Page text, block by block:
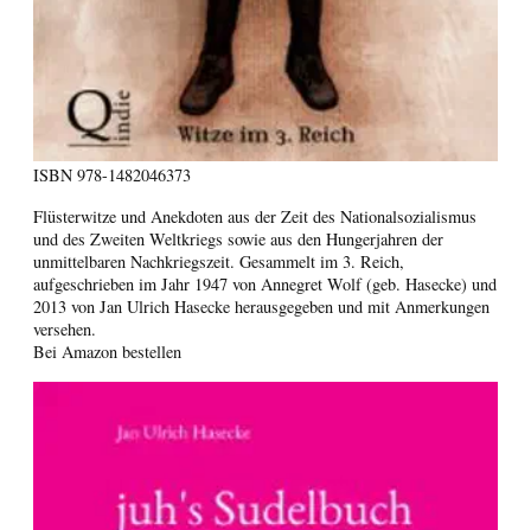
ISBN 978-1482046373
Flüsterwitze und Anekdoten aus der Zeit des Nationalsozialismus
und des Zweiten Weltkriegs sowie aus den Hungerjahren der
unmittelbaren Nachkriegszeit. Gesammelt im 3. Reich,
aufgeschrieben im Jahr 1947 von Annegret Wolf (geb. Hasecke) und
2013 von Jan Ulrich Hasecke herausgegeben und mit Anmerkungen
versehen.
Bei Amazon bestellen